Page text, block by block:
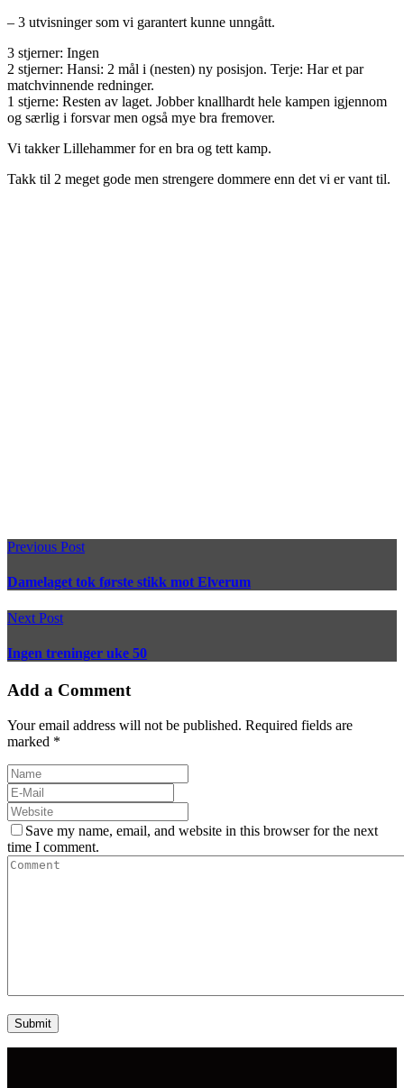
– 3 utvisninger som vi garantert kunne unngått.
3 stjerner: Ingen
2 stjerner: Hansi: 2 mål i (nesten) ny posisjon. Terje: Har et par
matchvinnende redninger.
1 stjerne: Resten av laget. Jobber knallhardt hele kampen igjennom
og særlig i forsvar men også mye bra fremover.
Vi takker Lillehammer for en bra og tett kamp.
Takk til 2 meget gode men strengere dommere enn det vi er vant til.
Previous Post
Damelaget tok første stikk mot Elverum
Next Post
Ingen treninger uke 50
Add a Comment
Your email address will not be published. Required fields are
marked *
Save my name, email, and website in this browser for the next
time I comment.